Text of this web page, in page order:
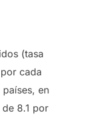
(tasa
cada
en
8.1 por